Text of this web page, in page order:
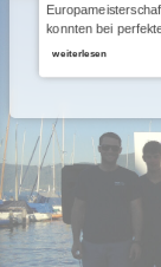
konnten bei
weiterlesen